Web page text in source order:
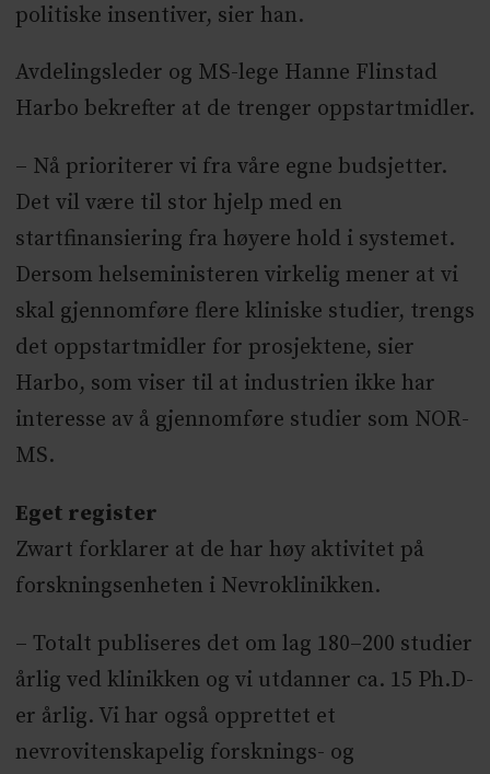
politiske insentiver, sier han.
Avdelingsleder og MS-lege Hanne Flinstad
Harbo bekrefter at de trenger oppstartmidler.
– Nå prioriterer vi fra våre egne budsjetter.
Det vil være til stor hjelp med en
startfinansiering fra høyere hold i systemet.
Dersom helseministeren virkelig mener at vi
skal gjennomføre flere kliniske studier, trengs
det oppstartmidler for prosjektene, sier
Harbo, som viser til at industrien ikke har
interesse av å gjennomføre studier som NOR-
MS.
Eget register
Zwart forklarer at de har høy aktivitet på
forskningsenheten i Nevroklinikken.
– Totalt publiseres det om lag 180–200 studier
årlig ved klinikken og vi utdanner ca. 15 Ph.D-
er årlig. Vi har også opprettet et
nevrovitenskapelig forsknings- og